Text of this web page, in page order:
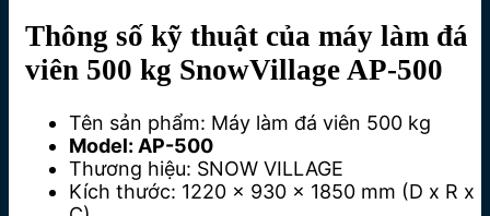
Thông số kỹ thuật của máy làm đá
viên 500 kg SnowVillage AP-500
Tên sản phẩm: Máy làm đá viên 500 kg
Model: AP-500
Thương hiệu: SNOW VILLAGE
Kích thước: 1220 x 930 x 1850 mm (D x R x